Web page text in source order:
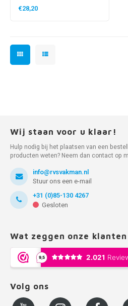
€28,20
Wij staan voor u klaar!
Hulp nodig bij het plaatsen van een
producten weten? Neem dan contact op
info@rvsvakman.nl
Stuur ons een e-mail
+31 (0)85-130 4267
Gesloten
Wat zeggen onze klanten
Volg ons